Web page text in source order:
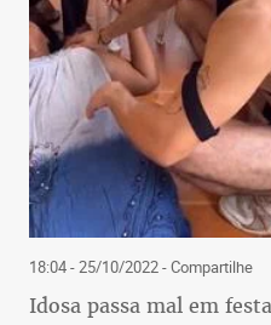
18:04 - 25/10/2022- Compartilhe
Idosa passa mal em